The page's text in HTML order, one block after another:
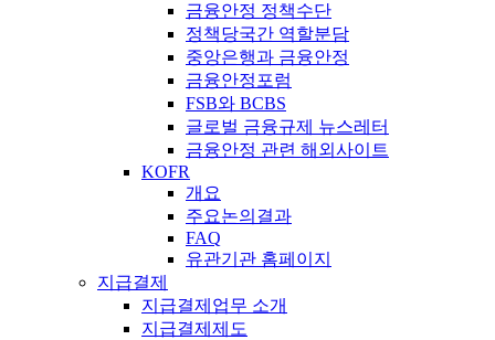
금융안정 정책수단
정책당국간 역할분담
중앙은행과 금융안정
금융안정포럼
FSB와 BCBS
글로벌 금융규제 뉴스레터
금융안정 관련 해외사이트
KOFR
개요
주요논의결과
FAQ
유관기관 홈페이지
지급결제
지급결제업무 소개
지급결제제도